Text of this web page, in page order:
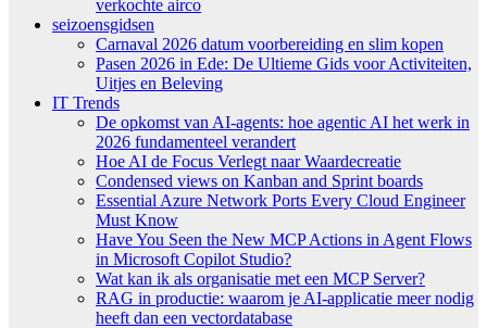
verkochte airco
seizoensgidsen
Carnaval 2026 datum voorbereiding en slim kopen
Pasen 2026 in Ede: De Ultieme Gids voor Activiteiten,
Uitjes en Beleving
IT Trends
De opkomst van AI-agents: hoe agentic AI het werk in
2026 fundamenteel verandert
Hoe AI de Focus Verlegt naar Waardecreatie
Condensed views on Kanban and Sprint boards
Essential Azure Network Ports Every Cloud Engineer
Must Know
Have You Seen the New MCP Actions in Agent Flows
in Microsoft Copilot Studio?
Wat kan ik als organisatie met een MCP Server?
RAG in productie: waarom je AI-applicatie meer nodig
heeft dan een vectordatabase